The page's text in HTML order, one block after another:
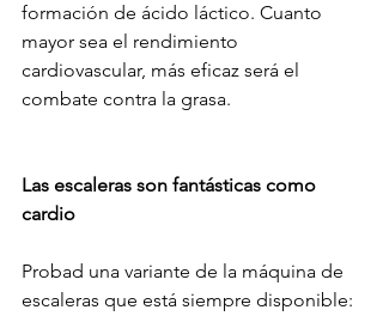
formación de ácido láctico. Cuanto
mayor sea el rendimiento
cardiovascular, más eficaz será el
combate contra la grasa.
Las escaleras son fantásticas como
cardio
Probad una variante de la máquina de
escaleras que está siempre disponible: